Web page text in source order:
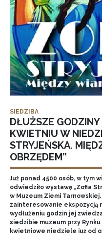
SIEDZIBA
DŁUŻSZE
KWIETNIU W
STRYJEŃSKA.
OBRZĘDEM”
Już ponad 4500 osób, w tym
odwiedziło wystawę „Zofia
w Muzeum Ziemi
zainteresowanie ekspozycją
wydłużeniu godzin jej
siedzibie muzeum przy
kwietniowe niedziele już od